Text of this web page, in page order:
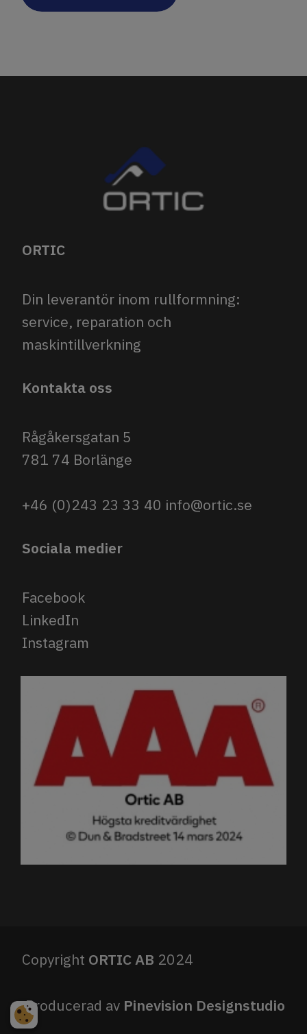
ORTIC
Din leverantör inom rullformning:
service, reparation och
maskintillverkning
Kontakta oss
Rågåkersgatan 5
781 74 Borlänge
+46 (0)243 23 33 40 info@ortic.se
Sociala medier
Facebook
LinkedIn
Instagram
Copyright ORTIC AB 2024
Producerad av Pinevision Designstudio